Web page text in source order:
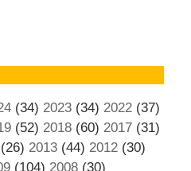
(34) 2023 (34) 2022 (37)
(52) 2018 (60) 2017 (31)
(26) 2013 (44) 2012 (30)
(104) 2008 (30)